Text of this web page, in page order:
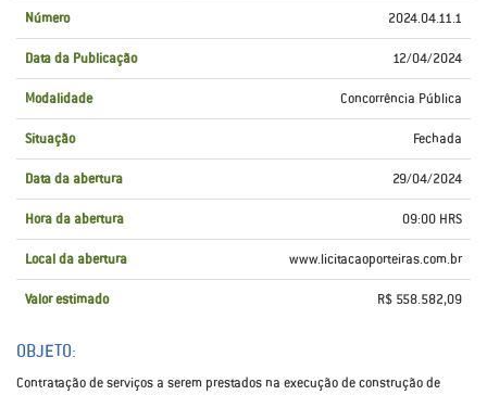
Número 2024.04.11.1
Data da Publicação 12/04/2024
Modalidade Concorrência Pública
Situação Fechada
Data da abertura 29/04/2024
Hora da abertura 09:00 HRS
Local da abertura www.licitacaoporteiras.com.br
Valor estimado R$ 558.582,09
OBJETO:
Contratação de serviços a serem prestados na execução de construção de